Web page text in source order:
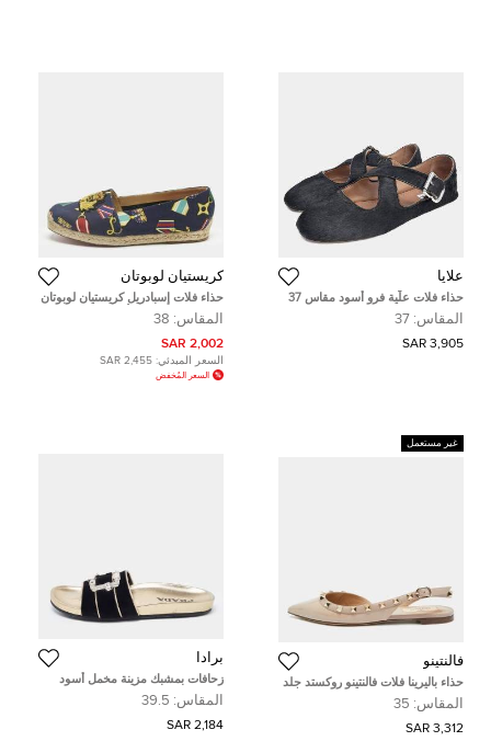
علايا
حذاء فلات علّية فرو أسود مقاس 37
المقاس: 37
3,905 SAR
كريستيان لوبوتان
حذاء فلات إسبادريل كريستيان لوبوتان
غاليا قماش متعدد الألوان مقاس 38
المقاس: 38
2,002 SAR
السعر المبدئي: 2,455 SAR
السعر المُخفض
غير مستعمل
فالنتينو
حذاء باليرينا فلات فالنتينو روكستد جلد
لامع بيج بحزام مقاس 35
المقاس: 35
3,312 SAR
برادا
زحافات بمشبك مزينة مخمل أسود
برادا مقاس 39.5
المقاس: 39.5
2,184 SAR